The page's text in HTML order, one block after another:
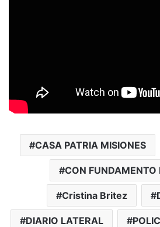
CASA PATRIA MISIONES
CON FUNDAMENTO
Cristina Britez
DIARIO LATERAL